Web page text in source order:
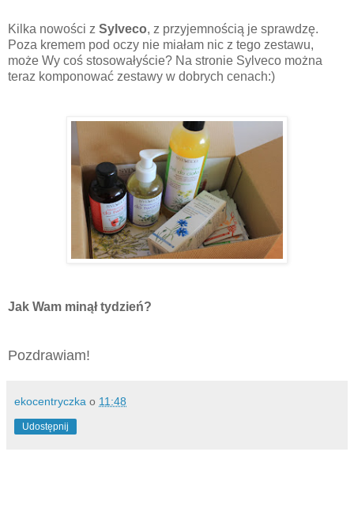
Kilka nowości z Sylveco, z przyjemnością je sprawdzę.
Poza kremem pod oczy nie miałam nic z tego zestawu,
może Wy coś stosowałyście? Na stronie Sylveco można
teraz komponować zestawy w dobrych cenach:)
Jak Wam minął tydzień?
Pozdrawiam!
ekocentryczka o 11:48
Udostępnij